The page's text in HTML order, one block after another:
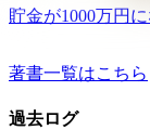
貯金が1000万円
著書一覧はこちら
過去ログ